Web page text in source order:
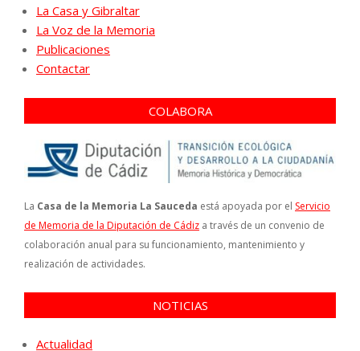
La Casa y Gibraltar
La Voz de la Memoria
Publicaciones
Contactar
COLABORA
La Casa de la Memoria La Sauceda está apoyada por el Servicio
de Memoria de la Diputación de Cádiz a través de un convenio de
colaboración anual para su funcionamiento, mantenimiento y
realización de actividades.
NOTICIAS
Actualidad